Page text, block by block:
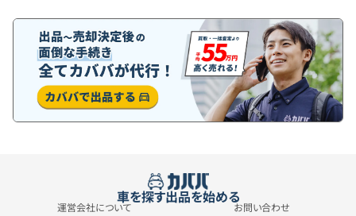
車を探す出品を始める
運営会社について お問い合わせ